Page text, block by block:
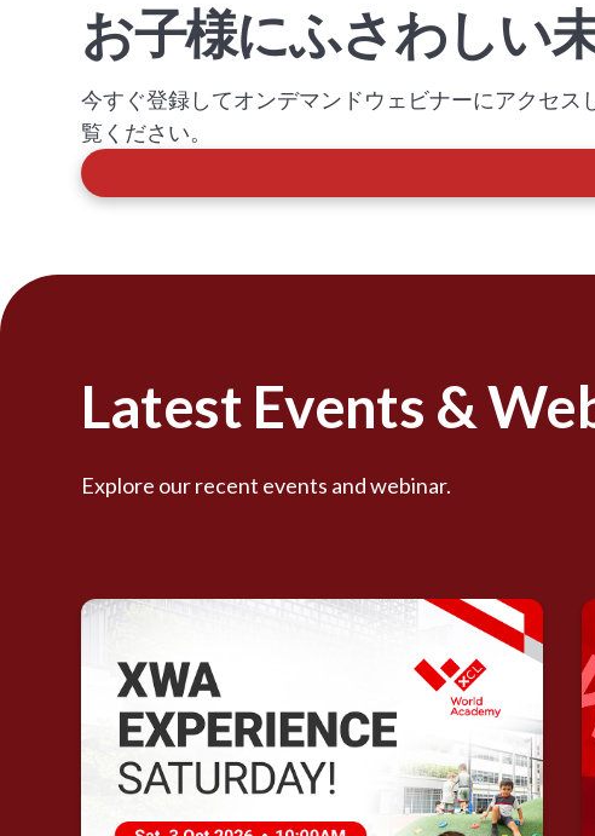
お子様にふさわしい
今すぐ登録してオンデマンドウェビナーにアクセ
覧ください。
Latest Events &
Explore our recent events and webinar.